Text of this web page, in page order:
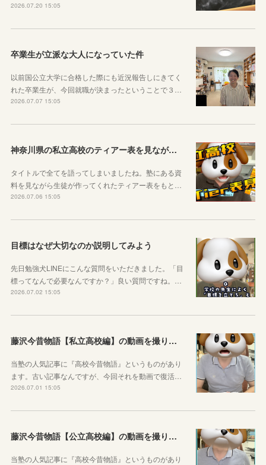
2026.07.20 15:05
卒業生が立派な大人になっていた件
以前国公立大学に合格した際にも近況報告しにきてく
れた卒業生が、今回就職が決まったということで３…
2026.07.07 15:05
神奈川県の私立高校のティアー表を見ながら話す動画を作りました！
タイトルで全てを語ってしまいましたね。塾にある資
料を見ながら生徒が作ってくれたティアー表をもと…
2026.07.06 15:05
目標はなぜ大切なのか説明してみよう
先日勉強犬LINEにこんな質問をいただきました。「目
標ってなんで必要なんですか？」良い質問ですね。…
2026.07.02 15:05
藤沢今昔物語【私立高校編】の動画を撮りました！
当塾の人気記事に『高校今昔物語』というものがあり
ます。古い記事なんですが、今回それを動画で復活…
2026.07.01 15:05
藤沢今昔物語【公立高校編】の動画を撮りました！
当塾の人気記事に『高校今昔物語』というものがあり